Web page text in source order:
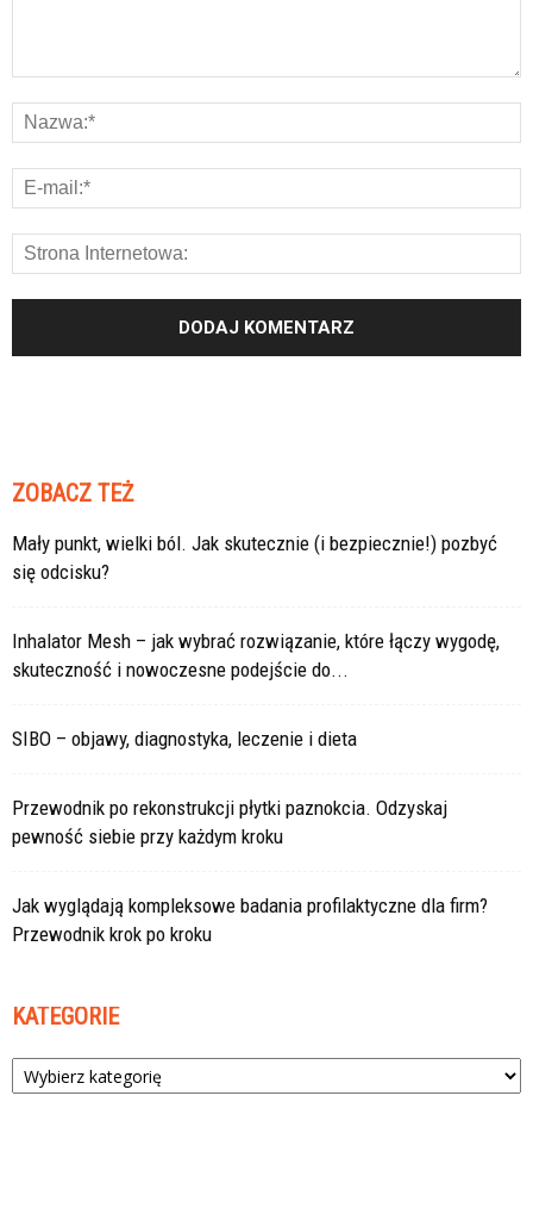
ZOBACZ TEŻ
Mały punkt, wielki ból. Jak skutecznie (i bezpiecznie!) pozbyć
się odcisku?
Inhalator Mesh – jak wybrać rozwiązanie, które łączy wygodę,
skuteczność i nowoczesne podejście do...
SIBO – objawy, diagnostyka, leczenie i dieta
Przewodnik po rekonstrukcji płytki paznokcia. Odzyskaj
pewność siebie przy każdym kroku
Jak wyglądają kompleksowe badania profilaktyczne dla firm?
Przewodnik krok po kroku
KATEGORIE
Kategorie